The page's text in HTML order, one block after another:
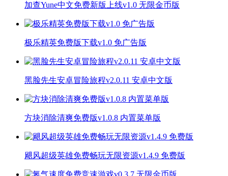
加查Yune中文免费新版上线v1.0 无限金币版
极乐精英免费版下载v1.0 免广告版
黑脸先生安卓冒险旅程v2.0.11 安卓中文版
方块消除清爽免费版v1.0.8 内置菜单版
飓风超级英雄免费畅玩无限资源v1.4.9 免费版